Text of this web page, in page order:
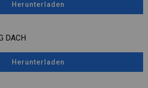
Herunterladen
DACH
Herunterladen